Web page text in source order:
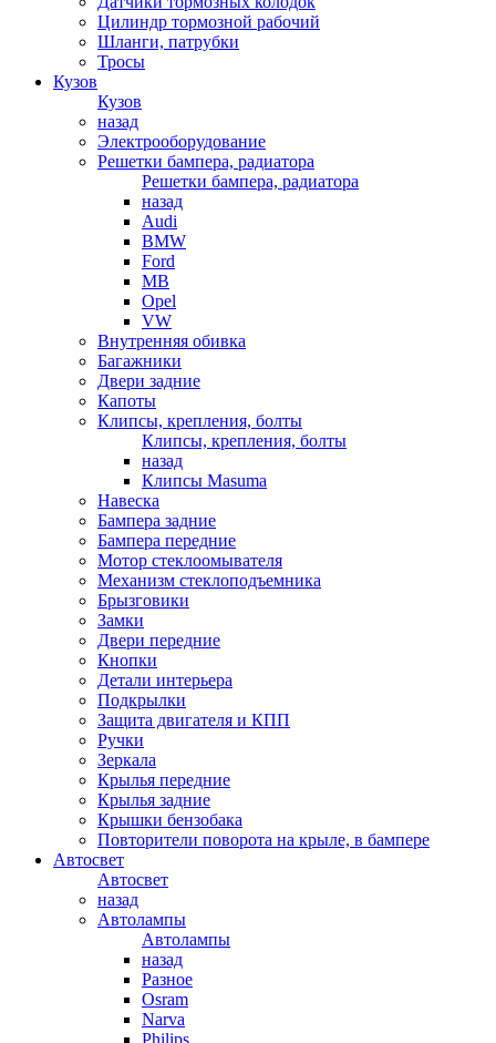
Цилиндр тормозной рабочий
Шланги, патрубки
Тросы
Кузов
Кузов
назад
Электрооборудование
Решетки бампера, радиатора
Решетки бампера, радиатора
назад
Audi
BMW
Ford
MB
Opel
VW
Внутренняя обивка
Багажники
Двери задние
Капоты
Клипсы, крепления, болты
Клипсы, крепления, болты
назад
Клипсы Masuma
Навеска
Бампера задние
Бампера передние
Мотор стеклоомывателя
Механизм стеклоподъемника
Брызговики
Замки
Двери передние
Кнопки
Детали интерьера
Подкрылки
Защита двигателя и КПП
Ручки
Зеркала
Крылья передние
Крылья задние
Крышки бензобака
Повторители поворота на крыле, в бампере
Автосвет
Автосвет
назад
Автолампы
Автолампы
назад
Разное
Osram
Narva
Philips